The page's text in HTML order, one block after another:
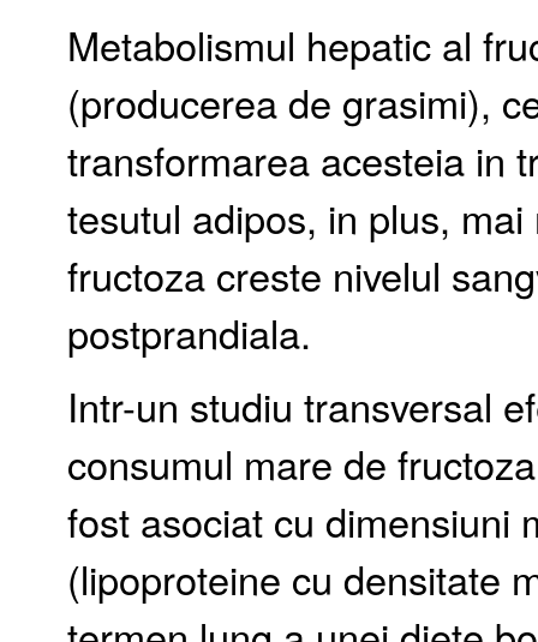
Metabolismul hepatic al
(producerea de grasimi),
transformarea acesteia in
tesutul adipos, in plus,
fructoza creste nivelul
postprandiala.
Intr-un studiu transversal
consumul mare de
fost asociat cu dimensiuni
(lipoproteine cu densitate